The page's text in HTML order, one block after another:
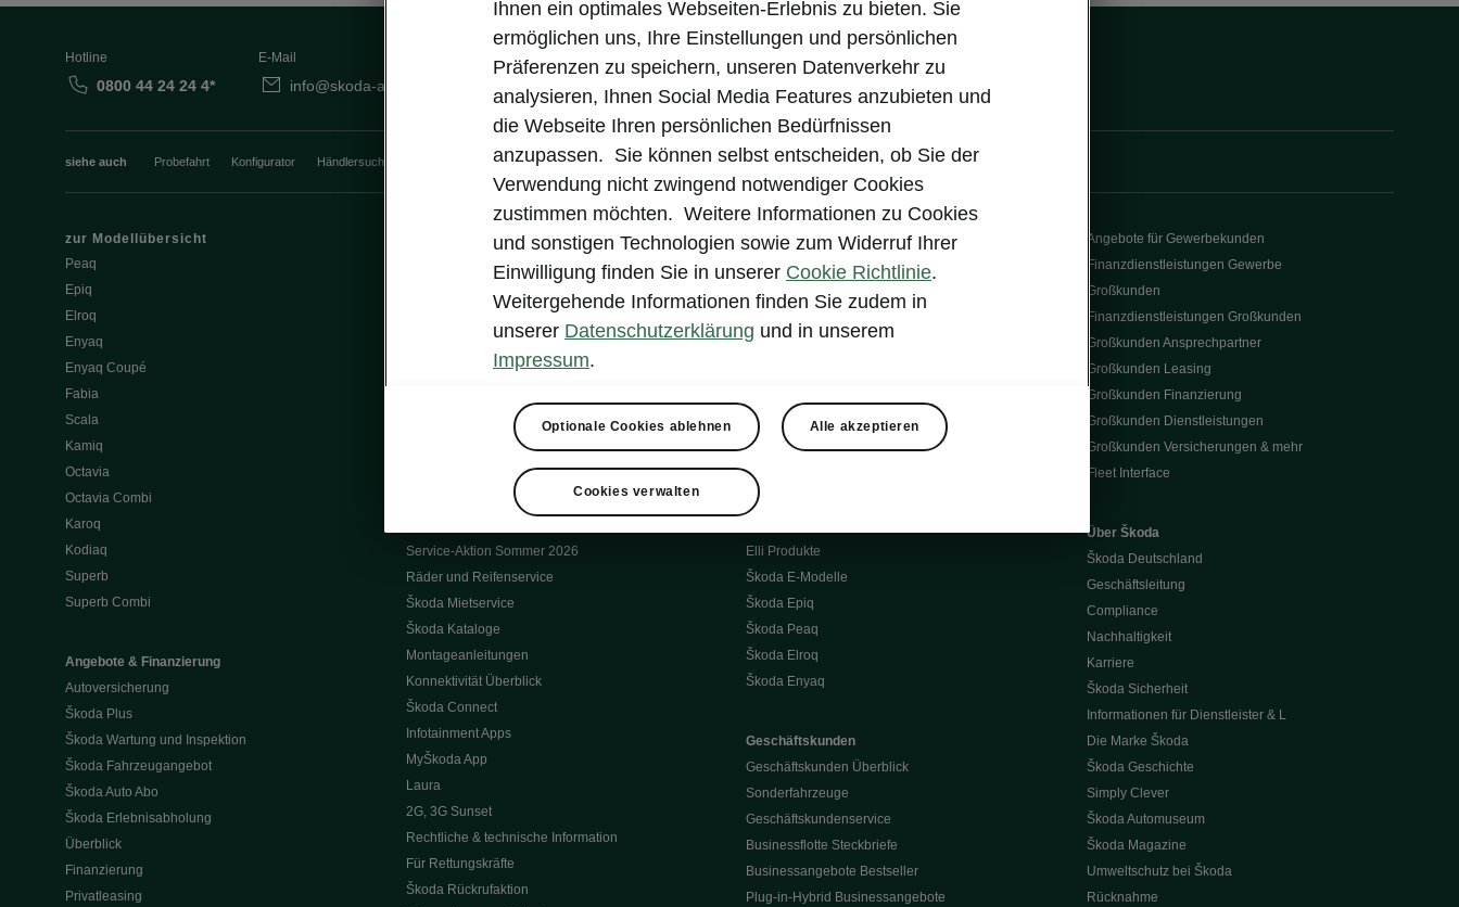
Hotline
0800 44 24 24 4*
E-Mail
info@skoda-auto.de Kontakt
siehe auch Probefahrt Konfigurator Händlersuche Powerpass Portal
zur Modellübersicht
Peaq
Epiq
Elroq
Enyaq
Enyaq Coupé
Fabia
Scala
Kamiq
Octavia
Octavia Combi
Karoq
Kodiaq
Superb
Superb Combi
Angebote & Finanzierung
Autoversicherung
Škoda Plus
Škoda Wartung und Inspektion
Škoda Fahrzeugangebot
Škoda Auto Abo
Škoda Erlebnisabholung
Überblick
Finanzierung
Privatleasing
Service & Zubehör
Service & Zubehör Überblick
Wartung & Service: E-Modelle
Škoda Reparatur
Škoda Garantien Überblick
Škoda Servicequalität
Pannen- & Unfallhilfe
Clever Service Vorteilspreise
Service-Aktion Sommer 2026
Räder und Reifenservice
Škoda Mietservice
Škoda Kataloge
Montageanleitungen
Konnektivität Überblick
Škoda Connect
Infotainment Apps
MyŠkoda App
Laura
2G, 3G Sunset
Rechtliche & technische Information
Für Rettungskräfte
Škoda Rückrufaktion
E-Mobilität
E-Mobilität Überblick
E‑Auto Förderung
Batterie & Sicherheit
E-Mobilität Tools
Software Update
Unterwegs laden
Powerpass
Elli Produkte
Škoda E-Modelle
Škoda Epiq
Škoda Peaq
Škoda Elroq
Škoda Enyaq
Geschäftskunden
Geschäftskunden Überblick
Sonderfahrzeuge
Geschäftskundenservice
Businessflotte Steckbriefe
Businessangebote Bestseller
Plug-in-Hybrid Businessangebote
Angebote für Gewerbekunden
Finanzdienstleistungen Gewerbe
Großkunden
Finanzdienstleistungen Großkunden
Großkunden Ansprechpartner
Großkunden Leasing
Großkunden Finanzierung
Großkunden Dienstleistungen
Großkunden Versicherungen & mehr
Fleet Interface
Über Škoda
Škoda Deutschland
Geschäftsleitung
Compliance
Nachhaltigkeit
Karriere
Škoda Sicherheit
Informationen für Dienstleister & L
Die Marke Škoda
Škoda Geschichte
Simply Clever
Škoda Automuseum
Škoda Magazine
Umweltschutz bei Škoda
Rücknahme
Ihnen ein optimales Webseiten-Erlebnis zu bieten. Sie
ermöglichen uns, Ihre Einstellungen und persönlichen
Präferenzen zu speichern, unseren Datenverkehr zu
analysieren, Ihnen Social Media Features anzubieten und
die Webseite Ihren persönlichen Bedürfnissen
anzupassen. Sie können selbst entscheiden, ob Sie der
Verwendung nicht zwingend notwendiger Cookies
zustimmen möchten. Weitere Informationen zu Cookies
und sonstigen Technologien sowie zum Widerruf Ihrer
Einwilligung finden Sie in unserer Cookie Richtlinie.
Weitergehende Informationen finden Sie zudem in
unserer Datenschutzerklärung und in unserem
Impressum.
Optionale Cookies ablehnen Alle akzeptieren
Cookies verwalten